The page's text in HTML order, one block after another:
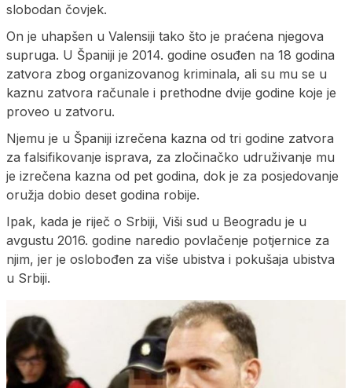
slobodan čovjek.
On je uhapšen u Valensiji tako što je praćena njegova
supruga. U Španiji je 2014. godine osuđen na 18 godina
zatvora zbog organizovanog kriminala, ali su mu se u
kaznu zatvora računale i prethodne dvije godine koje je
proveo u zatvoru.
Njemu je u Španiji izrečena kazna od tri godine zatvora
za falsifikovanje isprava, za zločinačko udruživanje mu
je izrečena kazna od pet godina, dok je za posjedovanje
oružja dobio deset godina robije.
Ipak, kada je riječ o Srbiji, Viši sud u Beogradu je u
avgustu 2016. godine naredio povlačenje potjernice za
njim, jer je oslobođen za više ubistva i pokušaja ubistva
u Srbiji.